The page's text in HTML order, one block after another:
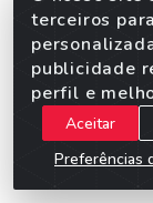
CX OVO
DESM LISO
3UN
Código:
terceiros
publicidade
perfil e
Aceitar
Preferências